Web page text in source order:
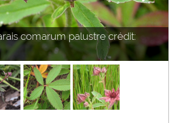
comarum palustre crédit: